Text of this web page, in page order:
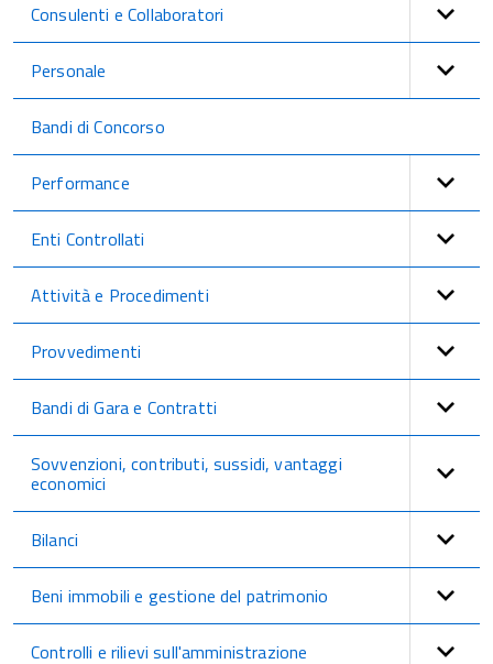
Consulenti e Collaboratori
Personale
Bandi di Concorso
Performance
Enti Controllati
Attività e Procedimenti
Provvedimenti
Bandi di Gara e Contratti
Sovvenzioni, contributi, sussidi, vantaggi
economici
Bilanci
Beni immobili e gestione del patrimonio
Controlli e rilievi sull'amministrazione